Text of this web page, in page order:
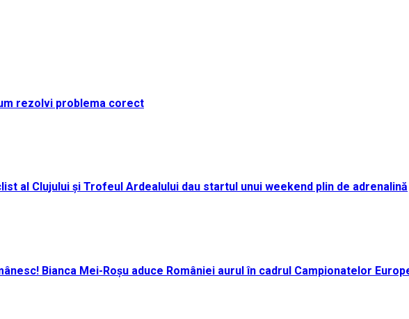
rezolvi problema corect
al Clujului și Trofeul Ardealului dau startul unui weekend plin de adrenalină
Bianca Mei-Roșu aduce României aurul în cadrul Campionatelor